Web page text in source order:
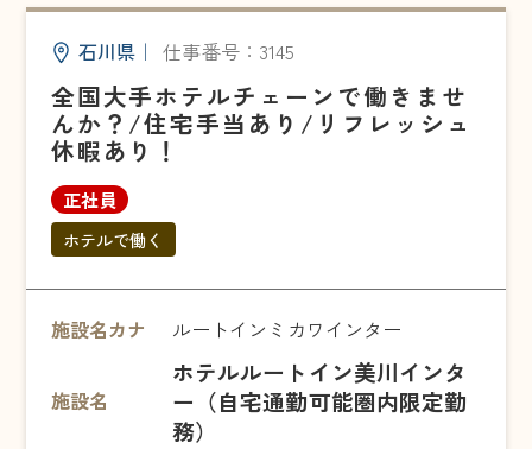
石川県 ｜ 仕事番号：3145
全国大手ホテルチェーンで働きませ
んか？/住宅手当あり/リフレッシュ
休暇あり！
正社員
ホテルで働く
施設名カナ ルートインミカワインター
施設名
ホテルルートイン美川インタ
ー（自宅通勤可能圏内限定勤
務）